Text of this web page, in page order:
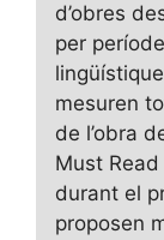
d’obres
per
mesuren
de l’obra
Must
durant el
proposen